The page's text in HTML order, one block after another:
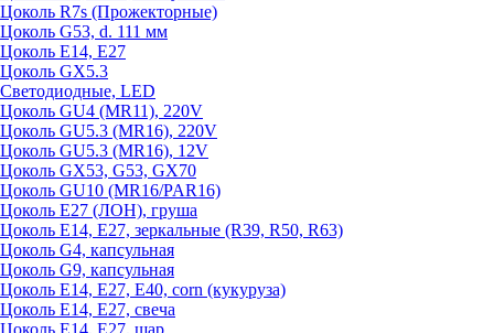
Цоколь R7s (Прожекторные)
Цоколь G53, d. 111 мм
Цоколь E14, E27
Цоколь GX5.3
Светодиодные, LED
Цоколь GU4 (MR11), 220V
Цоколь GU5.3 (MR16), 220V
Цоколь GU5.3 (MR16), 12V
Цоколь GX53, G53, GX70
Цоколь GU10 (MR16/PAR16)
Цоколь Е27 (ЛОН), груша
Цоколь Е14, Е27, зеркальные (R39, R50, R63)
Цоколь G4, капсульная
Цоколь G9, капсульная
Цоколь Е14, Е27, Е40, corn (кукуруза)
Цоколь Е14, Е27, свеча
Цоколь Е14, Е27, шар